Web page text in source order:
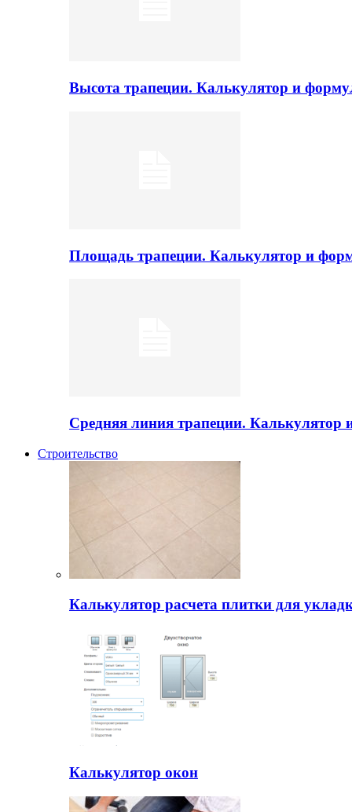
Высота трапеции. Калькулятор и
Площадь трапеции. Калькулятор и
Средняя линия трапеции.
Строительство
Калькулятор расчета плитки для
Калькулятор окон